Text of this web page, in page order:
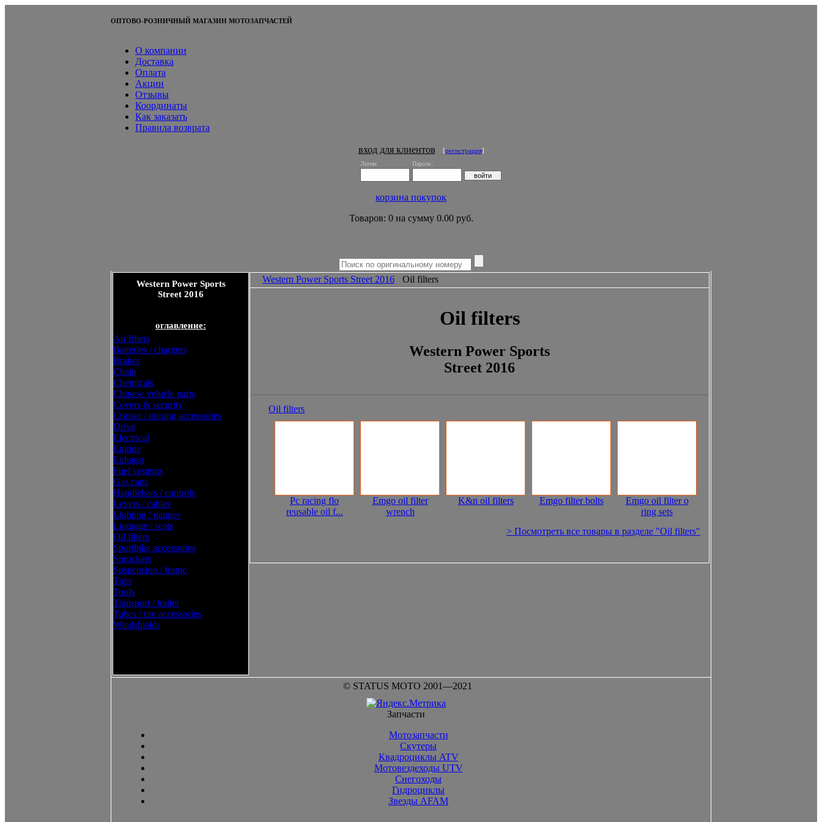
ОПТОВО-РОЗНИЧНЫЙ МАГАЗИН МОТОЗАПЧАСТЕЙ
О компании
Доставка
Оплата
Акции
Отзывы
Координаты
Как заказать
Правила возврата
вход для клиентов [регистрация]
Логин: Пароль:
корзина покупок
Товаров: 0 на сумму 0.00 руб.
Western Power Sports
Street 2016
оглавление:
Air filters
Batteries / chargers
Brakes
Chain
Chemicals
Chinese vehicle parts
Covers & security
Cruiser / touring accessories
Drive
Electrical
Engine
Exhaust
Fuel systems
Gas cans
Handlebars / controls
Levers / cables
Lighting / gauges
Luggage / seats
Oil filters
Sportbike accessories
Sprockets
Suspension / frame
Tires
Tools
Transport / trailer
Tubes / tire accessories
Windshields
Western Power Sports Street 2016 Oil filters
Oil filters
Western Power Sports
Street 2016
Oil filters
Pc racing flo
reusable oil f...
Emgo oil filter
wrench
K&n oil filters Emgo filter bolts
Emgo oil filter o
ring sets
> Посмотреть все товары в разделе "Oil filters"
© STATUS MOTO 2001—2021
Запчасти
Мотозапчасти
Скутеры
Квадроциклы ATV
Мотовездеходы UTV
Снегоходы
Гидроциклы
Звезды AFAM